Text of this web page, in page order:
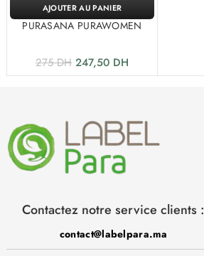
PURASANA PURAWOMEN
275DH 247,50 DH
AJOUTER AU PANIER
Contactez notre service clients :
contact@labelpara.ma